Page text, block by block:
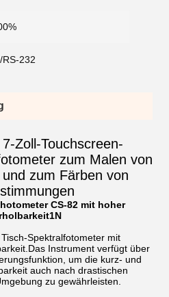
RS-232
Zoll-Touchscreen-
zum Malen von
zum Färben von
CS-82 mit hoher
1N
Spektralfotometer mit
Instrument verfügt über
um die kurz- und
auch nach drastischen
zu gewährleisten.